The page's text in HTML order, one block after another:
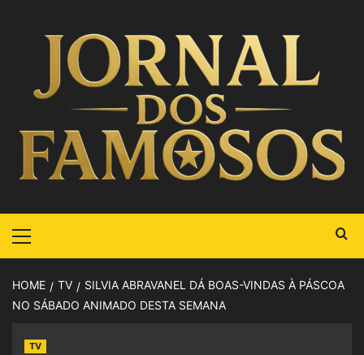
HOME TV
SILVIA ABRAVANEL DÁ BOAS-VINDAS À PÁSCOA
NO SÁBADO ANIMADO DESTA SEMANA
TV